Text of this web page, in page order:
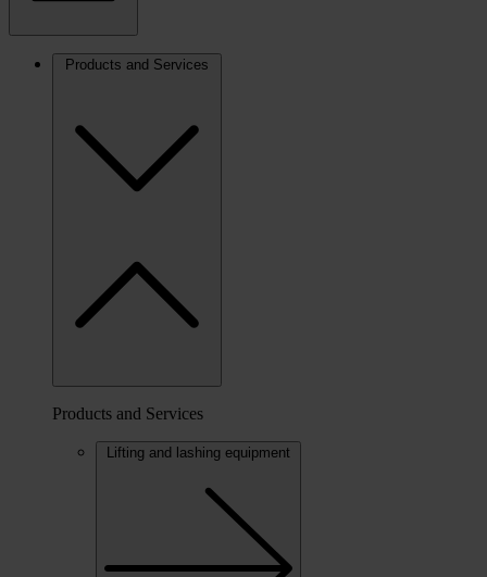
Products and Services
Products and Services
Lifting and lashing equipment